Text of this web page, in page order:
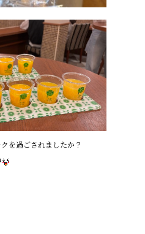
を過ごされましたか？